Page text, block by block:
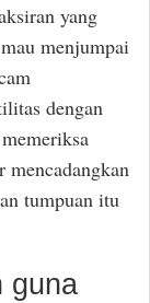
yang
menjumpai
dengan
tumpuan itu
guna